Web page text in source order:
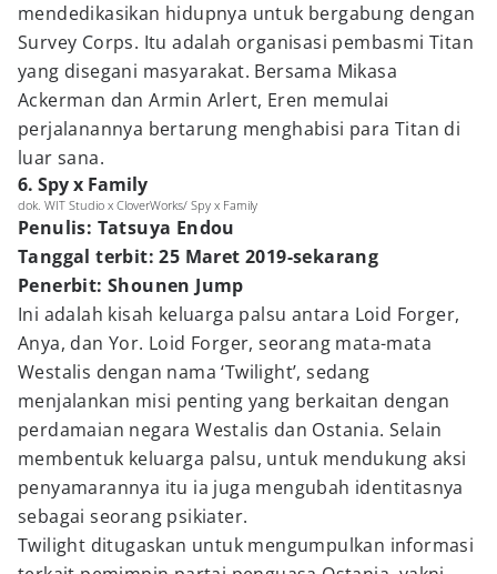
mendedikasikan hidupnya untuk bergabung dengan
Survey Corps. Itu adalah organisasi pembasmi Titan
yang disegani masyarakat. Bersama Mikasa
Ackerman dan Armin Arlert, Eren memulai
perjalanannya bertarung menghabisi para Titan di
luar sana.
6. Spy x Family
dok. WIT Studio x CloverWorks/ Spy x Family
Penulis: Tatsuya Endou
Tanggal terbit: 25 Maret 2019-sekarang
Penerbit: Shounen Jump
Ini adalah kisah keluarga palsu antara Loid Forger,
Anya, dan Yor. Loid Forger, seorang mata-mata
Westalis dengan nama ‘Twilight’, sedang
menjalankan misi penting yang berkaitan dengan
perdamaian negara Westalis dan Ostania. Selain
membentuk keluarga palsu, untuk mendukung aksi
penyamarannya itu ia juga mengubah identitasnya
sebagai seorang psikiater.
Twilight ditugaskan untuk mengumpulkan informasi